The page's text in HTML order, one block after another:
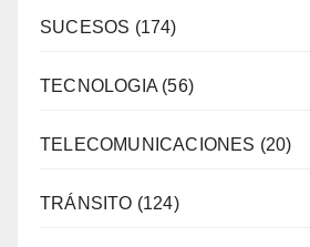
SUCESOS (174)
TECNOLOGIA (56)
TELECOMUNICACIONES (20)
TRÁNSITO (124)